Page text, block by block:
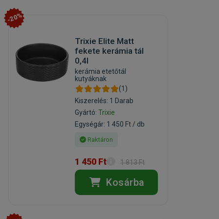
-20%
Trixie Elite Matt
fekete kerámia tál
0,4l
kerámia etetőtál
kutyáknak
(1)
Kiszerelés: 1 Darab
Gyártó:Trixie
Egységár: 1 450 Ft / db
Raktáron
1 450 Ft 1 813 Ft
Kosárba